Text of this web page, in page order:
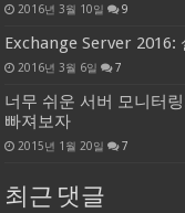
2016년 3월 10일 9
Exchange Server 2016:
2016년 3월 6일 7
너무 쉬운 서버 모니터
빠져보자
2015년 1월 20일 7
최근 댓글